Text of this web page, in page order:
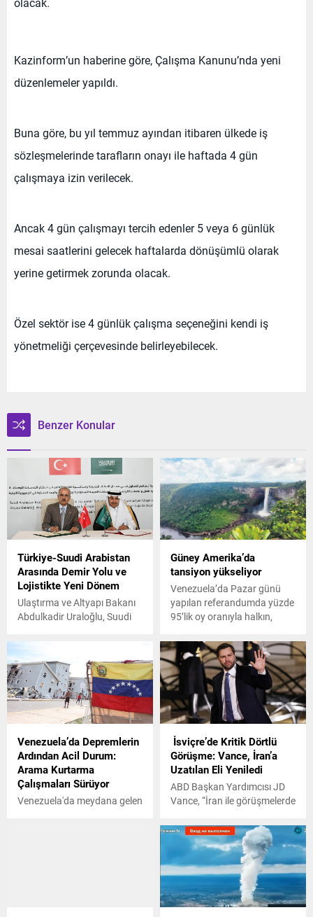
Kazinform’un haberine göre, Çalışma Kanunu’nda yeni
düzenlemeler yapıldı.
Buna göre, bu yıl temmuz ayından itibaren ülkede iş
sözleşmelerinde tarafların onayı ile haftada 4 gün
çalışmaya izin verilecek.
Ancak 4 gün çalışmayı tercih edenler 5 veya 6 günlük
mesai saatlerini gelecek haftalarda dönüşümlü olarak
yerine getirmek zorunda olacak.
Özel sektör ise 4 günlük çalışma seçeneğini kendi iş
yönetmeliği çerçevesinde belirleyebilecek.
Benzer Konular
Türkiye-Suudi Arabistan
Arasında Demir Yolu ve
Lojistikte Yeni Dönem
Ulaştırma ve Altyapı Bakanı
Abdulkadir Uraloğlu, Suudi
kapsamında Ulaştırma ve
Lojistik Hizmetler Bakanı
Saleh bin Nasser Al-Jasser
ile görüştü. Toplantı
kapsamında demir yolu ve
lojistik alanlarında iki
mutabakat zaptı imzalandı.
Güney Amerika’da
tansiyon yükseliyor
Venezuela’da Pazar günü
yapılan referandumda yüzde
95’lik oy oranıyla halkın,
zengini bölgesi
Essequibo’nun ülkeye dahil
edilmesi yönünde oy
kullanmasının ardından
bölgede gerilim her geçen
gün artıyor.
Venezuela’da Depremlerin
Ardından Acil Durum:
Arama Kurtarma
Çalışmaları Sürüyor
Venezuela'da meydana gelen
İsviçre’de Kritik Dörtlü
Görüşme: Vance, İran’a
Uzatılan Eli Yeniledi
ABD Başkan Yardımcısı JD
Vance, “İran ile görüşmelerde
içinde büyük ilerleme
görüldü” dedi.